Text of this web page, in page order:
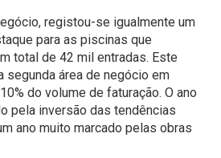
registou-se igualmente um
para as piscinas que
total de 42 mil entradas. Este
segunda área de negócio em
do volume de faturação. O ano
pela inversão das tendências
ano muito marcado pelas obras